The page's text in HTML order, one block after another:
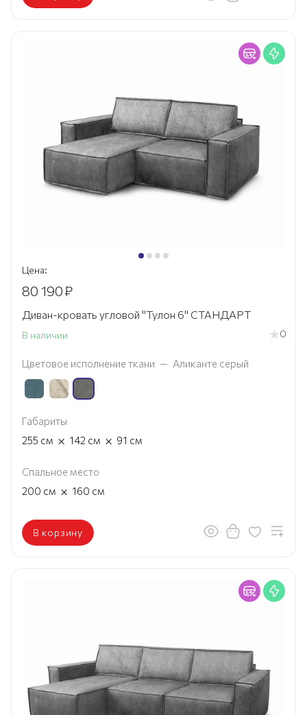
Цена:
80 190₽
Диван-кровать угловой "Тулон 6" СТАНДАРТ
В наличии 0
Цветовое исполнение ткани — Аликанте серый
Габариты
255 см × 142 см × 91 см
Спальное место
200 см × 160 см
В корзину